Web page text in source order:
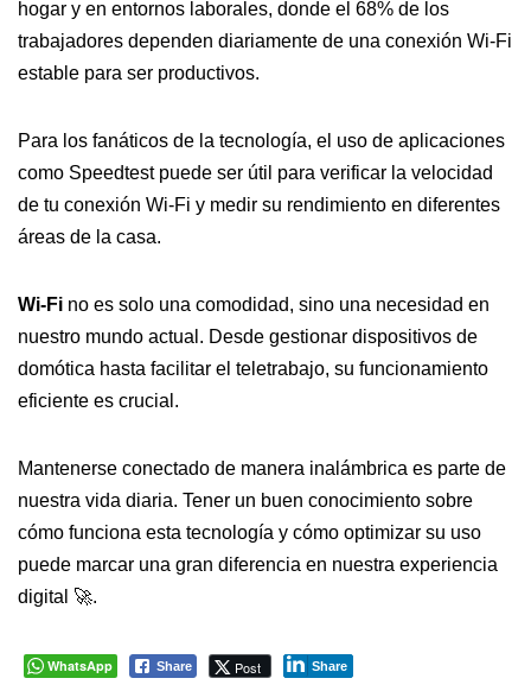
hogar y en entornos laborales, donde el 68% de los
trabajadores dependen diariamente de una conexión Wi-Fi
estable para ser productivos.
Para los fanáticos de la tecnología, el uso de aplicaciones
como Speedtest puede ser útil para verificar la velocidad
de tu conexión Wi-Fi y medir su rendimiento en diferentes
áreas de la casa.
Wi-Fi no es solo una comodidad, sino una necesidad en
nuestro mundo actual. Desde gestionar dispositivos de
domótica hasta facilitar el teletrabajo, su funcionamiento
eficiente es crucial.
Mantenerse conectado de manera inalámbrica es parte de
nuestra vida diaria. Tener un buen conocimiento sobre
cómo funciona esta tecnología y cómo optimizar su uso
puede marcar una gran diferencia en nuestra experiencia
digital 🚀.
WhatsApp Share Post Share